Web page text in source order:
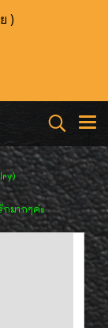
)
มากๆค่ะ